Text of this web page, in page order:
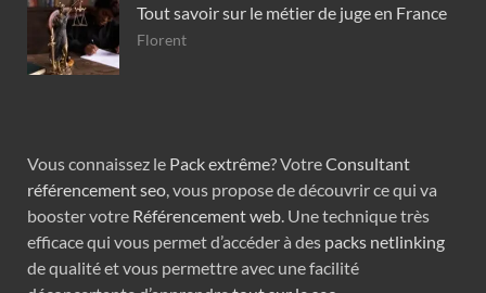
Tout savoir sur le métier de juge en France
Florent
Vous connaissez le Pack extrême? VotreConsultant
référencement seo , vous propose de découvrir ce qui va
booster votre Référencement web . Une technique très
efficace qui vous permet d’accéder à des packs netlinking
de qualité et vous permettre avec une facilité